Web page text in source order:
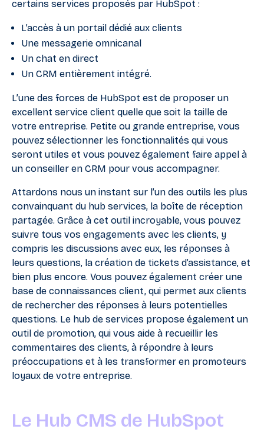
certains services proposés par HubSpot :
L’accès à un portail dédié aux clients
Une messagerie omnicanal
Un chat en direct
Un CRM entièrement intégré.
L’une des forces de HubSpot est de proposer un
excellent service client quelle que soit la taille de
votre entreprise. Petite ou grande entreprise, vous
pouvez sélectionner les fonctionnalités qui vous
seront utiles et vous pouvez également faire appel à
un conseiller en CRM pour vous accompagner.
Attardons nous un instant sur l’un des outils les plus
convainquant du hub services, la boîte de réception
partagée. Grâce à cet outil incroyable, vous pouvez
suivre tous vos engagements avec les clients, y
compris les discussions avec eux, les réponses à
leurs questions, la création de tickets d’assistance, et
bien plus encore. Vous pouvez également créer une
base de connaissances client, qui permet aux clients
de rechercher des réponses à leurs potentielles
questions. Le hub de services propose également un
outil de promotion, qui vous aide à recueillir les
commentaires des clients, à répondre à leurs
préoccupations et à les transformer en promoteurs
loyaux de votre entreprise.
Le Hub CMS de HubSpot